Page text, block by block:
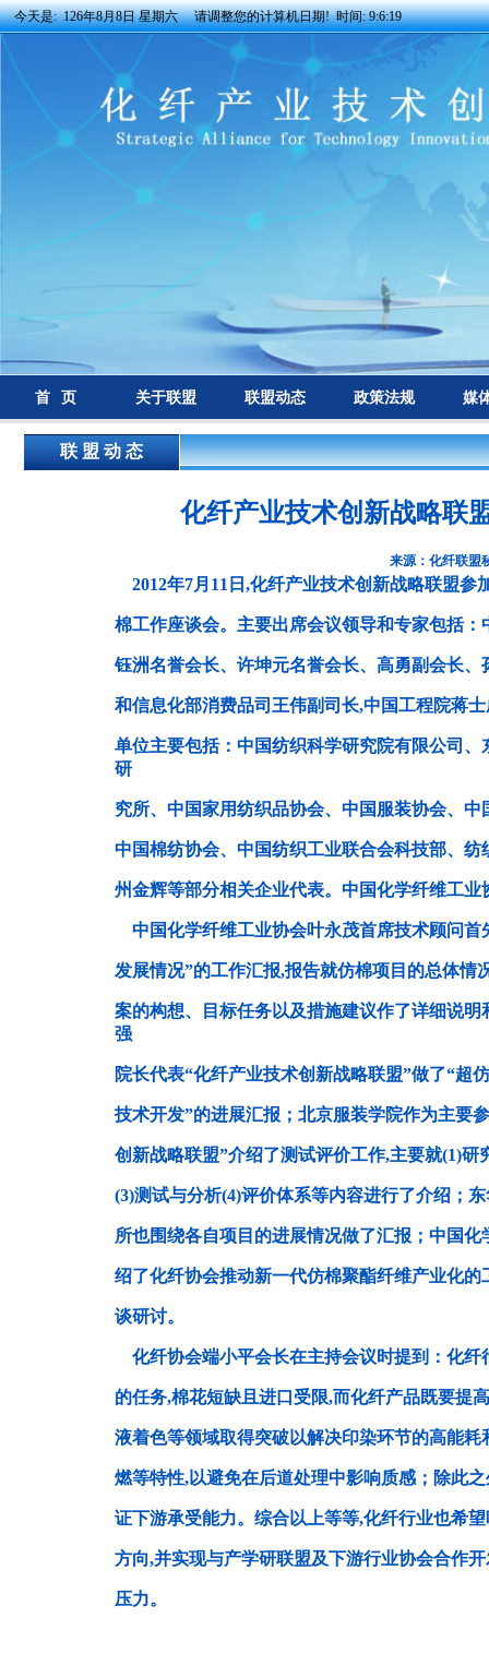
今天是:126年8月8日 星期六 请调整您的计算机日期! 时间:9:6:19
首 页 关于联盟 联盟动态 政策法规 媒
联 盟 动 态
化纤产业技术创新战略联
来源：化纤联盟
2012年7月11日,化纤产业技术创新战略联盟参
棉工作座谈会。主要出席会议领导和专家包括
钰洲名誉会长、许坤元名誉会长、高勇副会长
和信息化部消费品司王伟副司长,中国工程院蒋
单位主要包括：中国纺织科学研究院有限公司
研
究所、中国家用纺织品协会、中国服装协会、
中国棉纺协会、中国纺织工业联合会科技部、
州金辉等部分相关企业代表。中国化学纤维工
中国化学纤维工业协会叶永茂首席技术顾问首
发展情况”的工作汇报,报告就仿棉项目的总体情
案的构想、目标任务以及措施建议作了详细说
强
院长代表“化纤产业技术创新战略联盟”做了“超
技术开发”的进展汇报；北京服装学院作为主要
创新战略联盟”介绍了测试评价工作,主要就(1)研
(3)测试与分析(4)评价体系等内容进行了介绍；
所也围绕各自项目的进展情况做了汇报；中国
绍了化纤协会推动新一代仿棉聚酯纤维产业化
谈研讨。
化纤协会端小平会长在主持会议时提到：化纤
的任务,棉花短缺且进口受限,而化纤产品既要提
液着色等领域取得突破以解决印染环节的高能
燃等特性,以避免在后道处理中影响质感；除此
证下游承受能力。综合以上等等,化纤行业也希
方向,并实现与产学研联盟及下游行业协会合作
压力。